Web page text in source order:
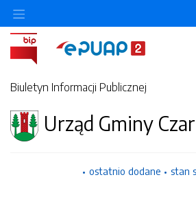
Biuletyn Informacji Publicznej
Urząd Gminy
ostatnio dodane stan